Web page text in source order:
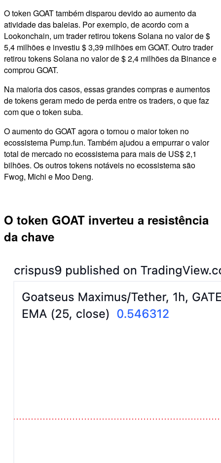
O token GOAT também disparou devido ao aumento da
atividade das baleias. Por exemplo, de acordo com a
Lookonchain, um trader retirou tokens Solana no valor de $
5,4 milhões e investiu $ 3,39 milhões em GOAT. Outro trader
retirou tokens Solana no valor de $ 2,4 milhões da Binance e
comprou GOAT.
Na maioria dos casos, essas grandes compras e aumentos
de tokens geram medo de perda entre os traders, o que faz
com que o token suba.
O aumento do GOAT agora o tornou o maior token no
ecossistema Pump.fun. Também ajudou a empurrar o valor
total de mercado no ecossistema para mais de US$ 2,1
bilhões. Os outros tokens notáveis ​​no ecossistema são
Fwog, Michi e Moo Deng.
O token GOAT inverteu a resistência
da chave